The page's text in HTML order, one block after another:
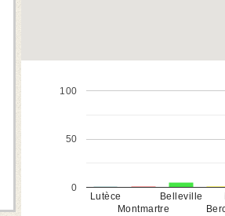
Lutèce
Montmartre
Belleville
0
50
100